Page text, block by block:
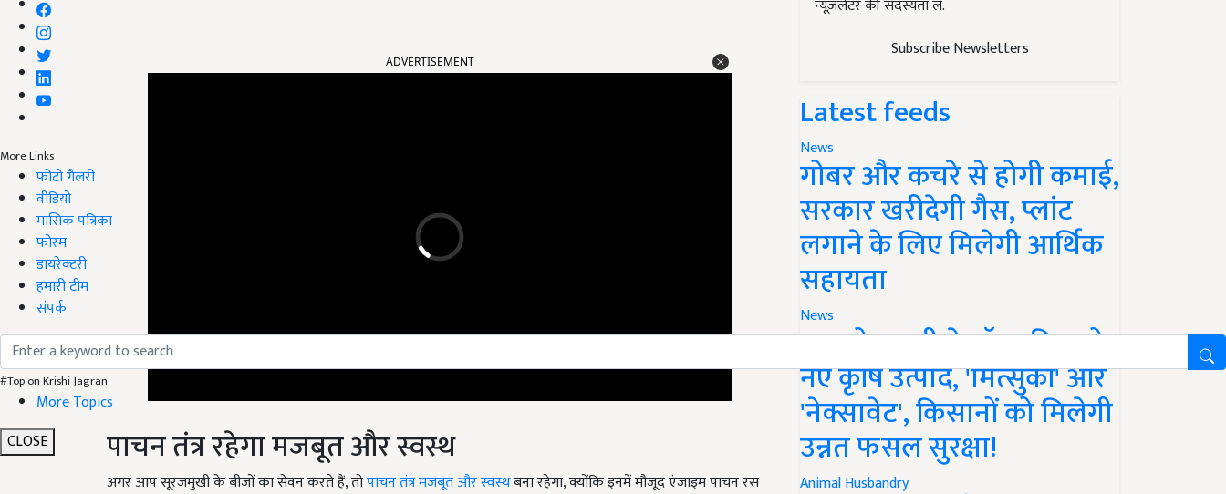
More Links
फोटो गैलरी
वीडियो
मासिक पत्रिका
फोरम
डायरेक्टरी
हमारी टीम
संपर्क
#Top on Krishi Jagran
More Topics
CLOSE
पाचन तंत्र रहेगा मजबूत और स्वस्थ
अगर आप सूरजमुखी के बीजों का सेवन करते हैं, तोपाचन तंत्र मजबूत और स्वस्थ
के स्राव को नियंत्रित करते हैं. इसके अलावा शरीर में कोलेस्ट्रॉल को भी कम करने में मदद करते हैं.
न्यूज़लेटर की सदस्यता लें.
Subscribe Newsletters
Latest feeds
News
गोबर और कचरे से होगी कमाई,
सरकार खरीदेगी गैस, प्लांट
लगाने के लिए मिलेगी आर्थिक
सहायता
News
इफको-एमसी ने लॉन्च किए दो
नए कृषि उत्पाद, 'मित्सुकी' और
'नेक्सावेट', किसानों को मिलेगी
उन्नत फसल सुरक्षा!
Animal Husbandry